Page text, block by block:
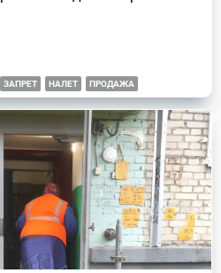
ЗАПРЕТ НАЛЕТ ПРОДАЖА